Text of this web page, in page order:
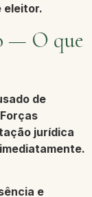
eleitor.
— O que
de
jurídica
imediatamente.
e